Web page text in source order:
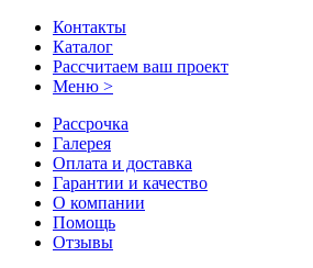
Контакты
Каталог
Рассчитаем ваш проект
Меню >
Рассрочка
Галерея
Оплата и доставка
Гарантии и качество
О компании
Помощь
Отзывы